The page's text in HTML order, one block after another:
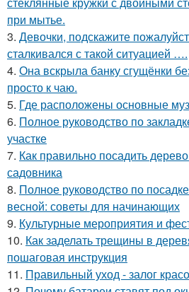
при мытье.
3. Девочки, подскажите
сталкивался с такой ситуацией ….
4. Она вскрыла банку сгущёнки
просто к чаю.
5. Где расположены основные
6. Полное руководство по
участке
7. Как правильно посадить
садовника
8. Полное руководство по
весной: советы для начинающих
9. Культурные мероприятия и
10. Как заделать трещины в
пошаговая инструкция
11. Правильный уход - залог